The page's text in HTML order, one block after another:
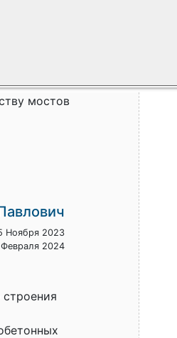
мостов
Ноября 2023
2024